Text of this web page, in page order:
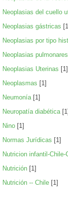
Neoplasias del cuello
Neoplasias gástricas
Neoplasias por tipo
Neoplasias pulmonares
Neoplasias Uterinas [1]
Neoplasmas [1]
Neumonía[1]
Neuropatía diabética[1]
Nino [1]
Normas Jurídicas [1]
Nutricion infantil-Chile-
Nutrición [1]
Nutrición -- Chile [1]